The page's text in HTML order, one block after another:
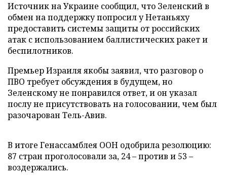
Источник на Украине сообщил, что Зеленский в
обмен на поддержку попросил у Нетаньяху
предоставить системы защиты от российских
атак с использованием баллистических ракет и
беспилотников.
Премьер Израиля якобы заявил, что разговор о
ПВО требует обсуждения в будущем, но
Зеленскому не понравился ответ, и он указал
послу не присутствовать на голосовании, чем был
разочарован Тель-Авив.
В итоге Генассамблея ООН одобрила резолюцию:
87 стран проголосовали за, 24 – против и 53 –
воздержались.